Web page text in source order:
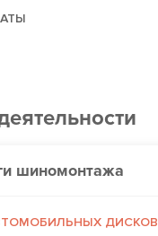
шиномонтажа
ДИСКОВ